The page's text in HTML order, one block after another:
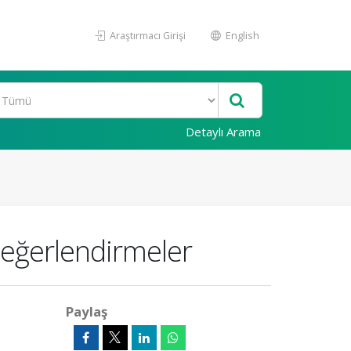
Araştırmacı Girişi English
Detaylı Arama
Paylaş